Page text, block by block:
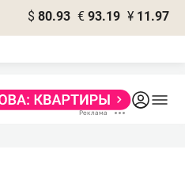
$ 80.93 € 93.19 ¥ 11.97